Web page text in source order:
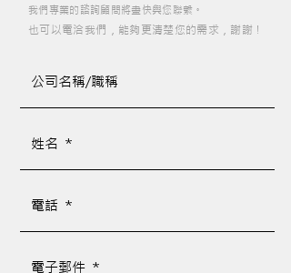
我們專業的諮詢顧問將盡快與您聯繫。
也可以電洽我們，能夠更清楚您的需求，謝謝！